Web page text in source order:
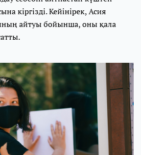
кіргізді. Кейінірек, Асия
айтуы бойынша, оны қала